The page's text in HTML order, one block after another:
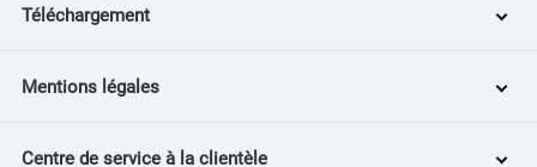
Téléchargement
Mentions légales
Centre de service à la clientèle